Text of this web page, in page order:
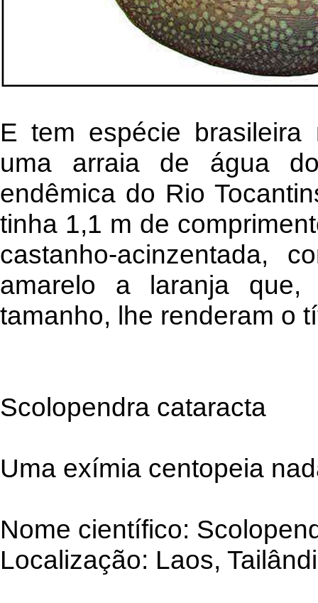
E tem espécie
uma arraia de água
endêmica do Rio
tinha 1,1 m de
castanho-acinzentada,
amarelo a laranja
tamanho, lhe renderam o
Scolopendra cataracta
Uma exímia centopeia
Nome científico:
Localização: Laos,